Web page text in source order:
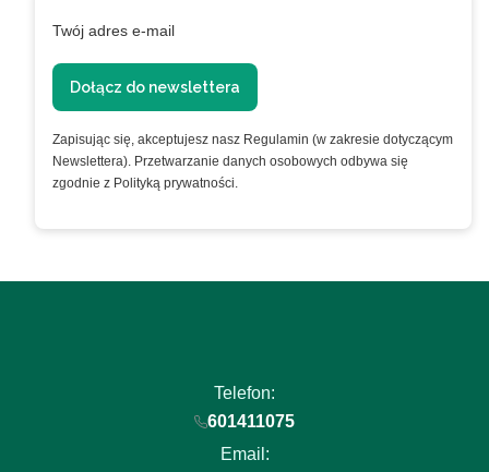
Twój adres e-mail
Dołącz do newslettera
Zapisując się, akceptujesz nasz Regulamin (w zakresie dotyczącym
Newslettera). Przetwarzanie danych osobowych odbywa się
zgodnie z Polityką prywatności.
Telefon:
601411075
Email: